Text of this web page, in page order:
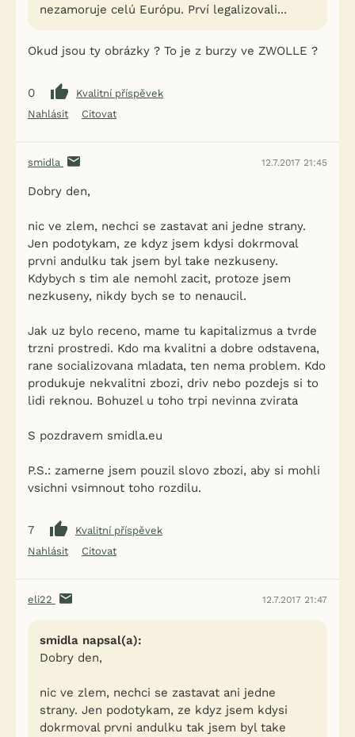
nezamoruje celú Európu. Prví legalizovali...
Okud jsou ty obrázky ? To je z burzy ve ZWOLLE ?
0
Kvalitní příspěvek
Nahlásit
Citovat
smidla 12.7.2017 21:45
Dobry den,
nic ve zlem, nechci se zastavat ani jedne strany.
Jen podotykam, ze kdyz jsem kdysi dokrmoval
prvni andulku tak jsem byl take nezkuseny.
Kdybych s tim ale nemohl zacit, protoze jsem
nezkuseny, nikdy bych se to nenaucil.
Jak uz bylo receno, mame tu kapitalizmus a tvrde
trzni prostredi. Kdo ma kvalitni a dobre odstavena,
rane socializovana mladata, ten nema problem. Kdo
produkuje nekvalitni zbozi, driv nebo pozdejs si to
lidi reknou. Bohuzel u toho trpi nevinna zvirata
S pozdravem smidla.eu
P.S.: zamerne jsem pouzil slovo zbozi, aby si mohli
vsichni vsimnout toho rozdilu.
7
Kvalitní příspěvek
Nahlásit
Citovat
eli22 12.7.2017 21:47
smidla napsal(a):
Dobry den,
nic ve zlem, nechci se zastavat ani jedne
strany. Jen podotykam, ze kdyz jsem kdysi
dokrmoval prvni andulku tak jsem byl take